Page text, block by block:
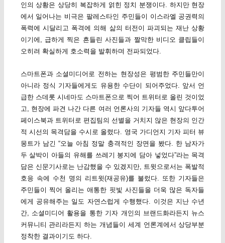
인의 상황은 상당히 복잡하게 얽힌 정치 분쟁이다. 하지만 현장
에서 일어나는 비극은 팔레스타인 주민들이 이스라엘 공권력의
폭력에 시달리고 폭격에 의해 삶의 터전이 파괴되는 재난 상황
이기에, 급하게 찍은 흔들린 사진들과 짤막한 비디오 클립들이
오히려 확실하게 호소력을 발휘하며 전파되었다.
스마트폰과 소셜미디어로 전하는 현장성은 평범한 주민들만이
아니라 정식 기자들에게도 유용한 수단이 되어주었다. 앞서 언
급한 스데롯 시네마도 스마트폰으로 찍어 트위터로 올린 것이었
고, 현장에 파견 나간 다른 여러 언론사의 기자들 역시 앞다투어
페이스북과 트위터로 편집팀의 선별을 거치지 않은 현장의 인간
적 시선의 목격담을 수시로 올렸다. 영국 가디언지 기자 피터 뷰
몽트가 남긴 “오늘 아침 정말 충격적인 장면을 봤다. 한 남자가
두 살박이 아들의 유해를 쓰레기 봉지에 담아 넣었다”라는 목격
담은 신문기사로는 난감했을 수 있겠지만, 트윗으로서는 폭발적
호응 속에 수천 명의 리트윗(재공유)를 불렀다. 또한 기자들은
주민들이 찍어 올리는 애통한 핏빛 사진들을 더욱 많은 독자들
에게 공유해주는 일도 자연스럽게 수행했다. 이것은 지난 수년
간, 소셜미디어 활용을 통한 기자 개인의 브랜드화라든지 뉴스
커뮤니티 관리라든지 하는 개념들이 세계 언론계에서 상당부분
정착한 결과이기도 하다.